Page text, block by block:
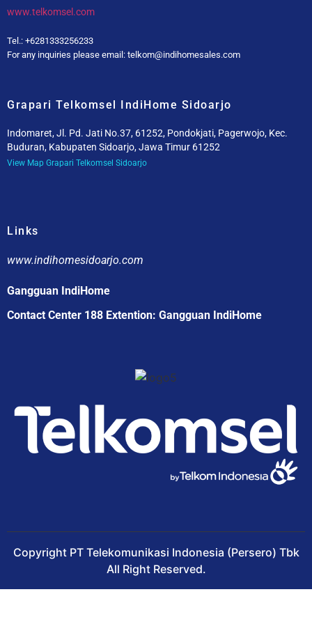
www.telkomsel.com
Tel.: +6281333256233
For any inquiries please email: telkom@indihomesales.com
Grapari Telkomsel IndiHome Sidoarjo
Indomaret, Jl. Pd. Jati No.37, 61252, Pondokjati, Pagerwojo, Kec.
Buduran, Kabupaten Sidoarjo, Jawa Timur 61252
View Map Grapari Telkomsel Sidoarjo
Links
www.indihomesidoarjo.com
Gangguan IndiHome
Contact Center 188 Extention: Gangguan IndiHome
Copyright PT Telekomunikasi Indonesia (Persero) Tbk
All Right Reserved.